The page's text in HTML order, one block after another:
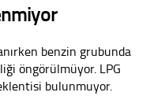
benzin grubunda
öngörülmüyor. LPG
bulunmuyor.